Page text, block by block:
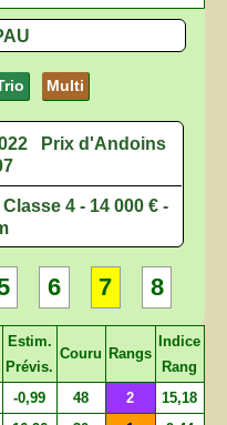
Multi
Prix d'Andoins
4 - 14 000 € -
6 7 8
Estim.
Prévis.
Couru Rangs
Indice
Rang
-0,99 48 2 15,18